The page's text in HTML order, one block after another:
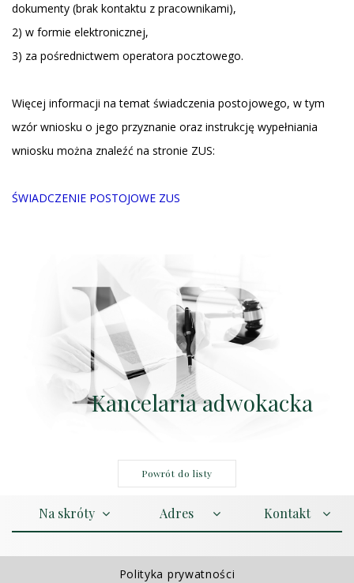
dokumenty (brak kontaktu z pracownikami),
2) w formie elektronicznej,
3) za pośrednictwem operatora pocztowego.
Więcej informacji na temat świadczenia postojowego, w tym
wzór wniosku o jego przyznanie oraz instrukcję wypełniania
wniosku można znaleźć na stronie ZUS:
ŚWIADCZENIE POSTOJOWE ZUS
Kancelaria adwokacka
Powrót do listy
Na skróty Adres Kontakt
Polityka prywatności